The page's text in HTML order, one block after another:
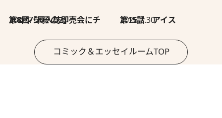
2026.7.30
第8回「同人誌即売会にチャレンジ その2」 2026.7.30
第15話 アイス
コミック＆エッセイルームTOP